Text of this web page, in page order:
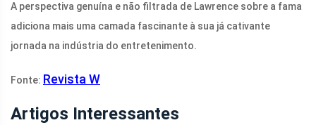
A perspectiva genuína e não filtrada de Lawrence sobre a fama
adiciona mais uma camada fascinante à sua já cativante
jornada na indústria do entretenimento.
Fonte: Revista W
Artigos Interessantes